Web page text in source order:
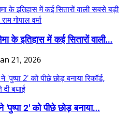
के इतिहास में कई सितारों वाली...
21, 2026
2' को पीछे छोड़ बनाया...